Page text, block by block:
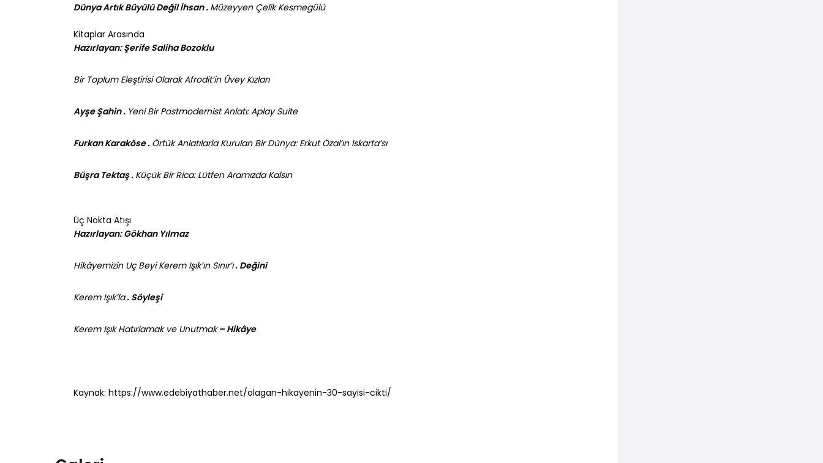
Dünya Artık Büyülü Değil İhsan . Müzeyyen Çelik Kesmegülü
Kitaplar Arasında
Hazırlayan: Şerife Saliha Bozoklu
Bir Toplum Eleştirisi Olarak Afrodit’in Üvey Kızları
Ayşe Şahin . Yeni Bir Postmodernist Anlatı: Aplay Suite
Furkan Karaköse . Örtük Anlatılarla Kurulan Bir Dünya: Erkut Özal’ın Iskarta’sı
Büşra Tektaş . Küçük Bir Rica: Lütfen Aramızda Kalsın
Üç Nokta Atışı
Hazırlayan: Gökhan Yılmaz
Hikâyemizin Uç Beyi Kerem Işık’ın Sınır’ı. Değini
Kerem Işık’la. Söyleşi
Kerem Işık Hatırlamak ve Unutmak– Hikâye
Kaynak: https://www.edebiyathaber.net/olagan-hikayenin-30-sayisi-cikti/